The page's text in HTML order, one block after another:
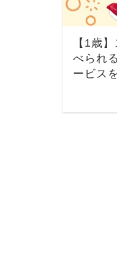
【1歳
べられ
ービス